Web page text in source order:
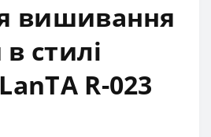
вишивання
стилі
R-023